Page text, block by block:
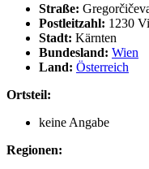
Straße:
Postleitzahl: 1230
Stadt: Kärnten
Bundesland: Wien
Land: Österreich
Ortsteil:
keine Angabe
Regionen: